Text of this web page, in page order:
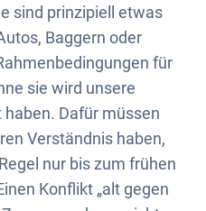
sind prinzipiell etwas
Baggern oder
für
sie wird unsere
Dafür müssen
Verständnis haben,
nur bis zum frühen
Konflikt „alt gegen